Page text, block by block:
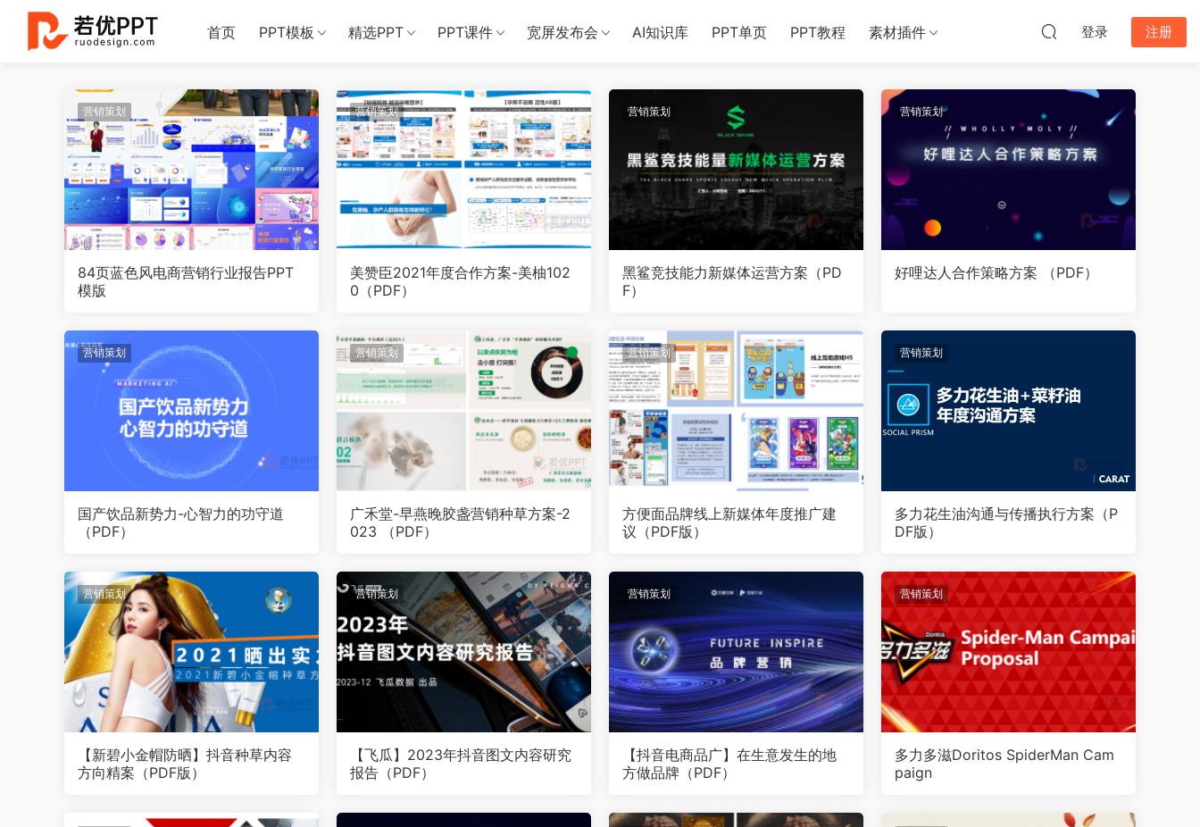
首页 PPT模板 精选PPT PPT课件 宽屏发布会 AI知识库 PPT单页 PPT教程 素材插件 登录 注册
营销策划
84页蓝色风电商营销行业报告PPT
模版
营销策划
美赞臣2021年度合作方案-美柚102
0（PDF）
营销策划
黑鲨竞技能力新媒体运营方案（PD
F）
营销策划
好哩达人合作策略方案 （PDF）
营销策划
国产饮品新势力-心智力的功守道
（PDF）
营销策划
广禾堂-早燕晚胶盏营销种草方案-2
023 （PDF）
营销策划
方便面品牌线上新媒体年度推广建
议（PDF版）
营销策划
多力花生油沟通与传播执行方案（P
DF版）
营销策划
【新碧小金帽防晒】抖音种草内容
方向精案（PDF版）
营销策划
【飞瓜】2023年抖音图文内容研究
报告（PDF）
营销策划
【抖音电商品广】在生意发生的地
方做品牌（PDF）
营销策划
多力多滋Doritos SpiderMan Cam
paign